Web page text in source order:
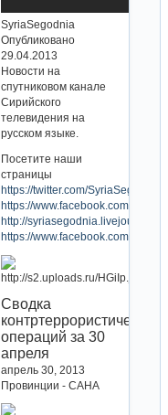
SyriaSegodnia
Опубликовано
29.04.2013
Новости на
спутниковом канале
Сирийского
телевидения на
русском языке.
Посетите наши
страницы
https://twitter.com/SyriaSegodnia
https://www.facebook.com/
http://
https://www.facebook.com/
Сводка
контртеррористических
операций за 30
апреля
апрель 30, 2013
Провинции - САНА